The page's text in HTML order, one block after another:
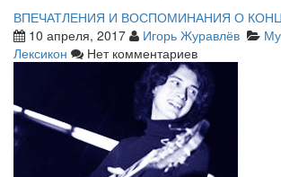
ВПЕЧАТЛЕНИЯ И ВОСПОМИНАНИЯ О
10 апреля, 2017
Игорь Журавлёв
Лексикон
Нет комментариев